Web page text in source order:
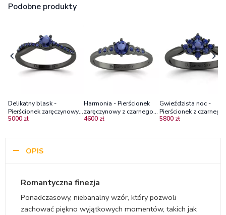
Podobne produkty
Delikatny blask -
Pierścionek zaręczynowy z
czarnego złota z szafirami
5000 zł
Harmonia - Pierścionek
zaręczynowy z czarnego
złota z szafirami
4600 zł
Gwieździsta noc -
Pierścionek z czarnego
złota z szafirami
5800 zł
OPIS
Romantyczna finezja
Ponadczasowy, niebanalny wzór, który pozwoli
zachować piękno wyjątkowych momentów, takich jak